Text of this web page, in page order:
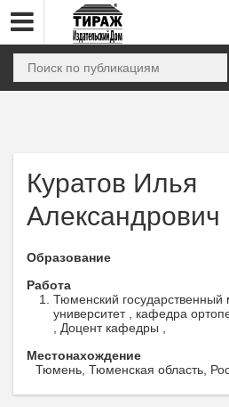
Куратов Илья
Александрович
Образование
Работа
Тюменский государственный
университет , кафедра
, Доцент кафедры ,
Местонахождение
Тюмень, Тюменская область,